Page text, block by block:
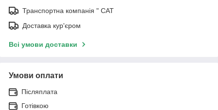
Транспортна компанія " САТ
Доставка кур'єром
Всі умови доставки
Умови оплати
Післяплата
Готівкою